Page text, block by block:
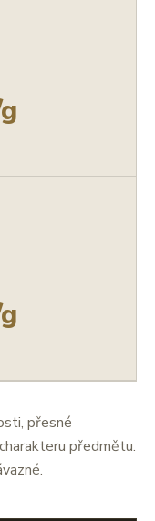
přesné
předmětu.